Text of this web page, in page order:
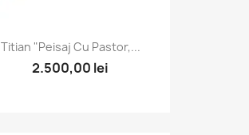
Titian "Peisaj Cu Pastor,...
2.500,00 lei